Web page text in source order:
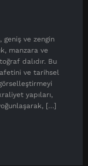
geniş ve zengin
manzara ve
dalıdır. Bu
ve tarihsel
yapıları,
[…]